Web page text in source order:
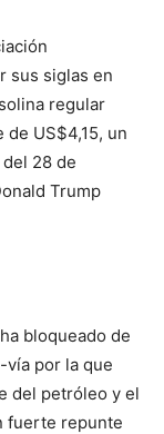
sus siglas en
regular
US$4,15, un
28 de
Trump
ha bloqueado de
por la que
del petróleo y el
fuerte repunte